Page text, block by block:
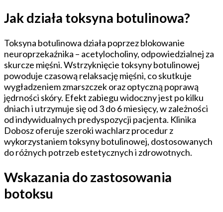
Jak działa toksyna botulinowa?
Toksyna botulinowa działa poprzez blokowanie
neuroprzekaźnika – acetylocholiny, odpowiedzialnej za
skurcze mięśni. Wstrzyknięcie toksyny botulinowej
powoduje czasową relaksację mięśni, co skutkuje
wygładzeniem zmarszczek oraz optyczną poprawą
jędrności skóry. Efekt zabiegu widoczny jest po kilku
dniach i utrzymuje się od 3 do 6 miesięcy, w zależności
od indywidualnych predyspozycji pacjenta. Klinika
Dobosz oferuje szeroki wachlarz procedur z
wykorzystaniem toksyny botulinowej, dostosowanych
do różnych potrzeb estetycznych i zdrowotnych.
Wskazania do zastosowania
botoksu